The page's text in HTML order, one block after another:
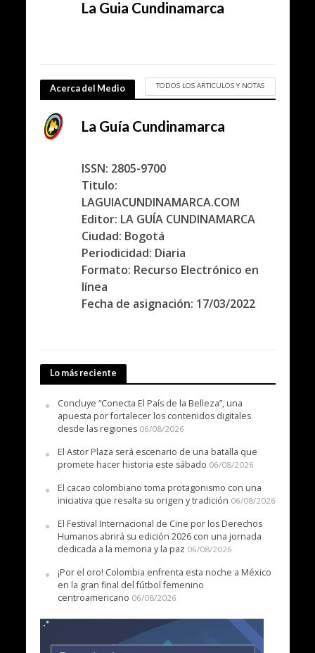
La Guia Cundinamarca
Acerca del Medio TODOS LOS ARTICULOS Y NOTAS
La Guía Cundinamarca
ISSN: 2805-9700
Titulo:
LAGUIACUNDINAMARCA.COM
Editor: LA GUÍA CUNDINAMARCA
Ciudad: Bogotá
Periodicidad: Diaria
Formato: Recurso Electrónico en
línea
Fecha de asignación: 17/03/2022
Lo más reciente
Concluye “Conecta El País de la Belleza”, una
apuesta por fortalecer los contenidos digitales
desde las regiones 06/08/2026
El Astor Plaza será escenario de una batalla que
promete hacer historia este sábado 06/08/2026
El cacao colombiano toma protagonismo con una
iniciativa que resalta su origen y tradición 06/08/2026
El Festival Internacional de Cine por los Derechos
Humanos abrirá su edición 2026 con una jornada
dedicada a la memoria y la paz 06/08/2026
¡Por el oro! Colombia enfrenta esta noche a México
en la gran final del fútbol femenino
centroamericano 06/08/2026